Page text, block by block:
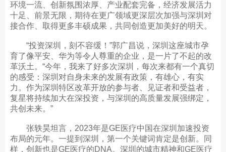
环境一流、创新氛围浓厚、产业配套完备，经济发展活力
十足、前景无限，期待在更广领域更深层次加强与深圳对
接合作、取得更多丰硕成果，共同创造更加美好的明天。
“投资深圳，刻不容缓！”郭广昌说，深圳这座城市孕
育了像平安、华为等令人尊重的企业，是一片了不起的改
革沃土。“今年，我来了好多次深圳，每次来都有一个真切
的感受：深圳对自身未来的发展有政策，有雄心，有实
力。作为深圳特区改革开放的参与者、见证者和受益者，
复星将持续加大在深投资，与深圳的高质量发展强绑定，
共创未来。”
张轶昊坦言，2023年是GE医疗中国在深圳加速投资
布局的元年。一提到深圳，第一个关键词肯定是创新。同
样，创新也是GE医疗的DNA。深圳的城市精神和GE医疗